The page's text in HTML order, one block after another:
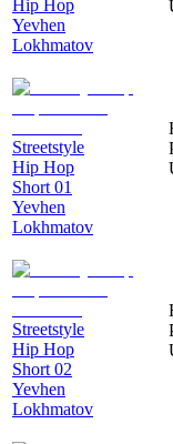
Hip Hop
Yevhen
Lokhmatov
Streetstyle
Hip Hop
Short 01
Yevhen
Lokhmatov
Streetstyle
Hip Hop
Short 02
Yevhen
Lokhmatov